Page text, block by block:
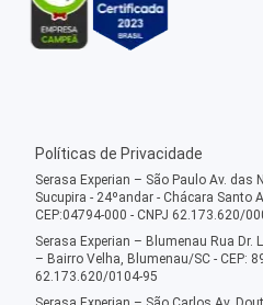
Políticas de Privacidade
Serasa Experian – São Paulo Av. das
Sucupira - 24ºandar - Chácara Santo
CEP:04794-000 - CNPJ 62.173.620/
Serasa Experian – Blumenau Rua Dr.
– Bairro Velha, Blumenau/SC - CEP:
62.173.620/0104-95